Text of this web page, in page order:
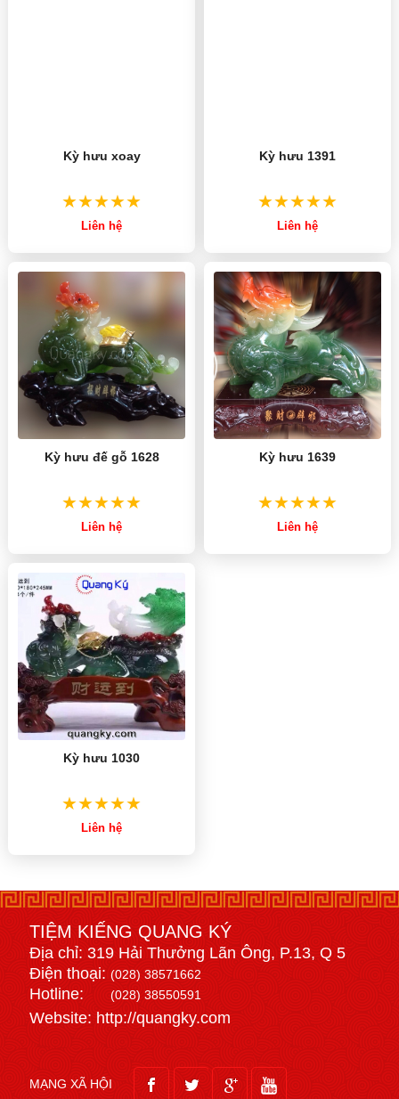
Kỳ hưu xoay
Liên hệ
Kỳ hưu 1391
Liên hệ
Kỳ hưu đế gỗ 1628
Liên hệ
Kỳ hưu 1639
Liên hệ
Kỳ hưu 1030
Liên hệ
TIỆM KIẾNG QUANG KÝ
Địa chỉ: 319 Hải Thưởng Lãn Ông, P.13, Q 5
Điện thoại:(028) 38571662
Hotline:(028) 38550591
Website: http://quangky.com
MẠNG XÃ HỘI